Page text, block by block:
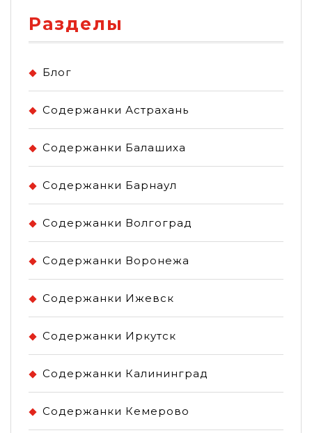
Разделы
Блог
Содержанки Астрахань
Содержанки Балашиха
Содержанки Барнаул
Содержанки Волгоград
Содержанки Воронежа
Содержанки Ижевск
Содержанки Иркутск
Содержанки Калининград
Содержанки Кемерово